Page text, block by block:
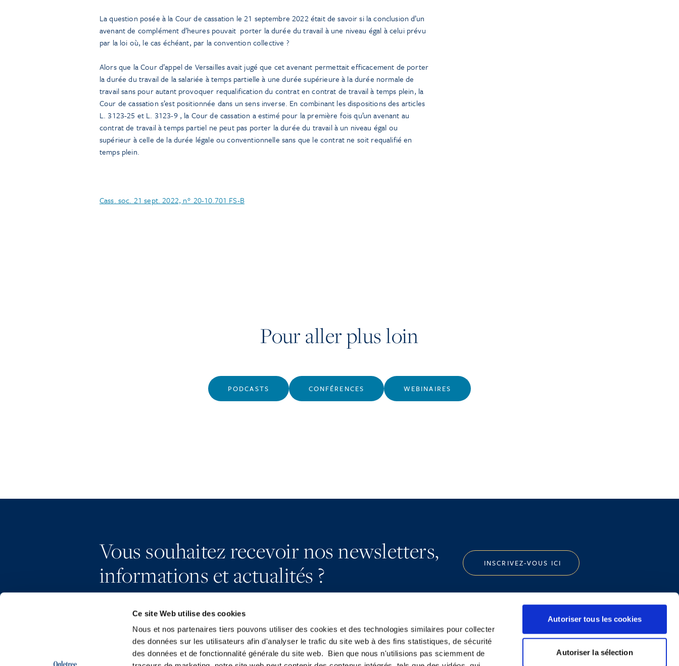
Ce site Web utilise des cookies
Nous et nos partenaires tiers pouvons utiliser des cookies et des technologies similaires pour collecter
des données sur les utilisateurs afin d'analyser le trafic du site web à des fins statistiques, de sécurité
des données et de fonctionnalité générale du site web. Bien que nous n'utilisions pas sciemment de
Autoriser tous les cookies
Autoriser la sélection
La question posée à la Cour de cassation le 21 septembre 2022 était de savoir si la conclusion d’un
avenant de complément d’heures pouvait porter la durée du travail à une niveau égal à celui prévu
par la loi où, le cas échéant, par la convention collective ?
Alors que la Cour d’appel de Versailles avait jugé que cet avenant permettait efficacement de porter
la durée du travail de la salariée à temps partielle à une durée supérieure à la durée normale de
travail sans pour autant provoquer requalification du contrat en contrat de travail à temps plein, la
Cour de cassation s’est positionnée dans un sens inverse. En combinant les dispositions des articles
L. 3123-25 et L. 3123-9 , la Cour de cassation a estimé pour la première fois qu’un avenant au
contrat de travail à temps partiel ne peut pas porter la durée du travail à un niveau égal ou
supérieur à celle de la durée légale ou conventionnelle sans que le contrat ne soit requalifié en
temps plein.
Cass. soc. 21 sept. 2022, n° 20-10.701 FS-B
Pour aller plus loin
PODCASTS CONFÉRENCES WEBINAIRES
Vous souhaitez recevoir nos newsletters,
informations et actualités ?
INSCRIVEZ-VOUS ICI
S’abonner
Nous contacter
YouTube
LinkedIn
Politique de Confidentialité
Informations Réglementaires